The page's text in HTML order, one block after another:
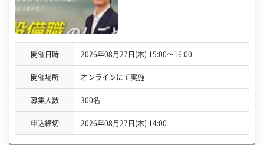
開催日時 2026年08月27日(木) 15:00〜16:00
開催場所 オンラインにて実施
募集人数 300名
申込締切 2026年08月27日(木) 14:00